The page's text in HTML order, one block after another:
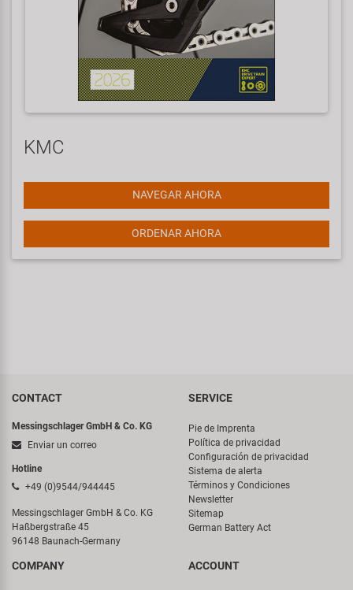
KMC
NAVEGAR AHORA
ORDENAR AHORA
CONTACT
Messingschlager GmbH & Co. KG
Enviar un correo
Hotline
+49 (0)9544/944445
Messingschlager GmbH & Co. KG
Haßbergstraße 45
96148 Baunach-Germany
SERVICE
Pie de Imprenta
Política de privacidad
Configuración de privacidad
Sistema de alerta
Términos y Condiciones
Newsletter
Sitemap
German Battery Act
COMPANY ACCOUNT